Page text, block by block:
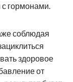
с гормонами.
соблюдая
здоровое
от